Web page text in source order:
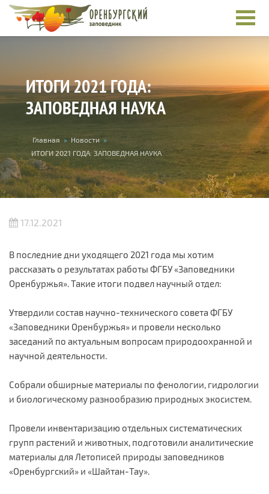
Перейти к основному содержанию
ИТОГИ 2021 ГОДА:
ЗАПОВЕДНАЯ НАУКА
Вы здесь
Главная » Новости »
ИТОГИ 2021 ГОДА: ЗАПОВЕДНАЯ НАУКА
17.12.2021
В последние дни уходящего 2021 года мы хотим
рассказать о результатах работы ФГБУ «Заповедники
Оренбуржья». Такие итоги подвел научный отдел:
Утвердили состав научно-технического совета ФГБУ
«Заповедники Оренбуржья» и провели несколько
заседаний по актуальным вопросам природоохранной и
научной деятельности.
Собрали обширные материалы по фенологии, гидрологии
и биологическому разнообразию природных экосистем.
Провели инвентаризацию отдельных систематических
групп растений и животных, подготовили аналитические
материалы для Летописей природы заповедников
«Оренбургский» и «Шайтан-Тау».